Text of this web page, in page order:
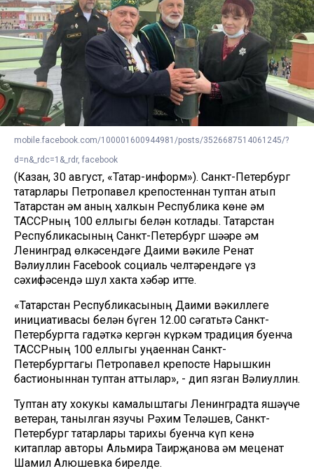
mobile.facebook.com/100001600944981/posts/3526687514061245/?
d=n&_rdc=1&_rdr, facebook
(Казан, 30 август, «Татар-информ»). Санкт-Петербург
татарлары Петропавел крепостеннан туптан атып
Татарстан һәм аның халкын Республика көне һәм
ТАССРның 100 еллыгы белән котлады. Татарстан
Республикасының Санкт-Петербург шәһәре һәм
Ленинград өлкәсендәге Даими вәкиле Ренат
Вәлиуллин Facebook социаль челтәрендәге үз
сәхифәсендә шул хакта хәбәр итте.
«Татарстан Республикасының Даими вәкиллеге
инициативасы белән бүген 12.00 сәгатьтә Санкт-
Петербургта гадәткә кергән күркәм традиция буенча
ТАССРның 100 еллыгы уңаеннан Санкт-
Петербургтагы Петропавел крепосте Нарышкин
бастионыннан туптан аттылар», - дип язган Вәлиуллин.
Туптан ату хокукы камалыштагы Ленинградта яшәүче
ветеран, танылган язучы Рәхим Теләшев, Санкт-
Петербург татарлары тарихы буенча күп кенә
китаплар авторы Альмира Таһирҗанова һәм меценат
Шамил Алюшевка бирелде.